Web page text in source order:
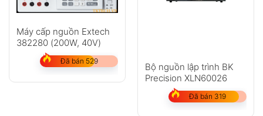
Máy cấp nguồn Extech
382280 (200W, 40V)
Đã bán 529
Bộ nguồn lập trình BK
Precision XLN60026
Đã bán 319